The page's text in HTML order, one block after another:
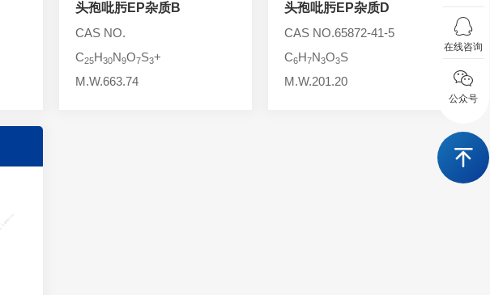
头孢吡肟EP杂质B
CAS NO.
C25H30N9O7S3+
M.W.663.74
头孢吡肟EP杂质D
CAS NO.65872-41-5
C6H7N3O3S
M.W.201.20
在线咨询
公众号